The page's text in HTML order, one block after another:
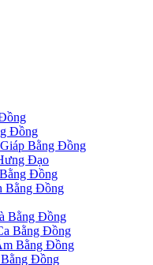
Đồng
Bằng Đồng
Đạo
Đồng
Bằng Đồng
Bằng Đồng
Bằng Đồng
Bằng Đồng
Đồng